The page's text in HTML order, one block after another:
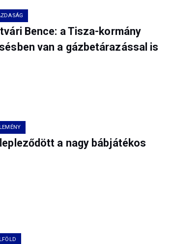
Bence: a Tisza-kormány
van a gázbetárazással is
a nagy bábjátékos